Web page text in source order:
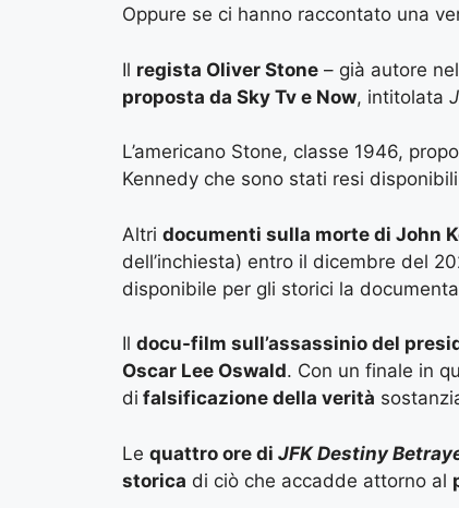
Oppure se ci hanno raccontato una
Il regista Oliver Stone – già autore
proposta da Sky Tv e Now, intitolata
L’americano Stone, classe 1946,
Kennedy che sono stati resi
Altri documenti sulla morte di John
dell’inchiesta) entro il dicembre del
disponibile per gli storici la
Il docu-film sull’assassinio del
Oscar Lee Oswald. Con un finale in
di falsificazione della verità
Le quattro ore di JFK Destiny
storica di ciò che accadde attorno al